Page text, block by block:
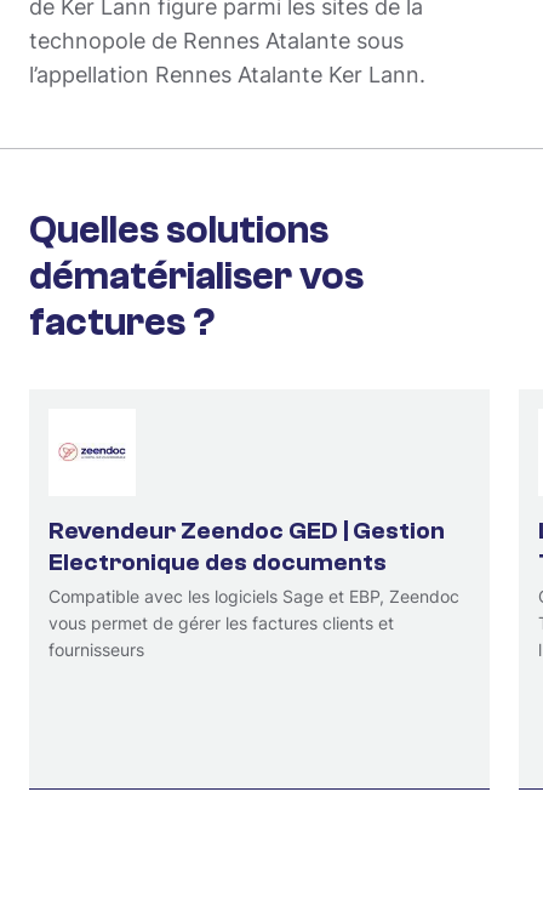
de Ker Lann figure parmi les sites de la
technopole de Rennes Atalante sous
l’appellation Rennes Atalante Ker Lann.
Quelles solutions
dématérialiser vos
factures ?
Revendeur Zeendoc GED | Gestion
Electronique des documents
Compatible avec les logiciels Sage et EBP, Zeendoc
vous permet de gérer les factures clients et
fournisseurs